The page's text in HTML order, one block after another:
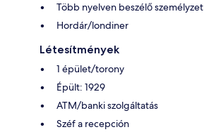
Több nyelven beszélő személyzet
Hordár/londiner
Létesítmények
1 épület/torony
Épült: 1929
ATM/banki szolgáltatás
Széf a recepción